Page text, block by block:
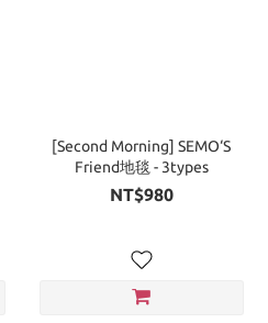
[Second Morning] SEMO‘S
Friend地毯 - 3types
NT$980